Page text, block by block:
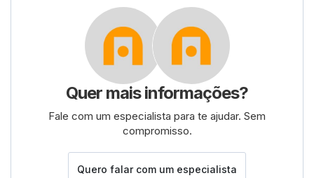
Quer mais informações?
Fale com um especialista para te ajudar. Sem
compromisso.
Quero falar com um especialista